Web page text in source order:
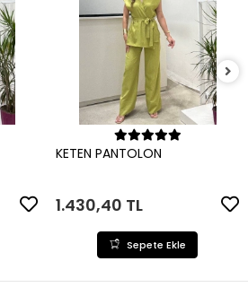
Sepete Ekle
KETEN PANTOLON
1.430,40 TL
Sepete Ekle